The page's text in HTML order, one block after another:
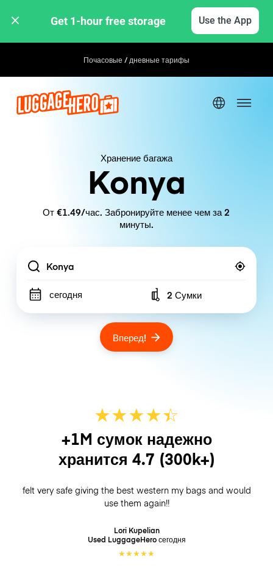
Get 1-hour free storage Use the App
Почасовые / дневные тарифы
Хранение багажа
Konya
От €1.49/час. Забронируйте менее чем за 2
минуты.
Location
сегодня Number of bags
2 Сумки
Вперед!
★★★★☆
★
+1M сумок надежно
хранится 4.7 (300k+)
felt very safe giving the best western my bags and would
use them again!!
Lori Kupelian
Used LuggageHeroсегодня
★★★★★